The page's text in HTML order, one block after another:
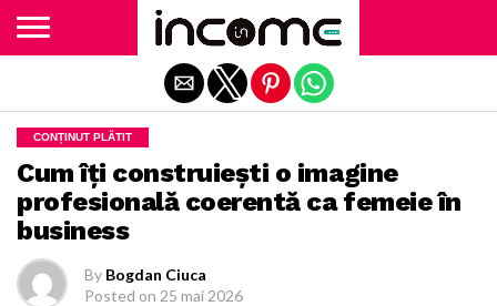
CONȚINUT PLĂTIT
Cum îți construiești o imagine
profesională coerentă ca femeie în
business
By Bogdan Ciuca
Posted on 25 mai 2026
Exit mobile version